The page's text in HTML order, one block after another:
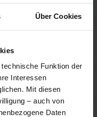
Über Cookies
Funktion der
Interessen
Mit diesen
– auch von
Daten